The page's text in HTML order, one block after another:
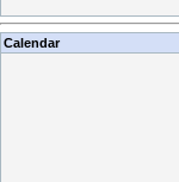
Calendar